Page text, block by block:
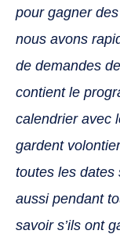
pour gagner
nous avons
de demandes
contient le
calendrier avec
gardent
toutes les dates
aussi pendant
savoir s’ils ont